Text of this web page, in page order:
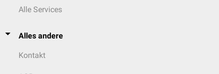
Alle Services
Alles andere
Kontakt